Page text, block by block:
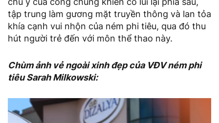
tập trung làm gương mặt truyền thông và lan tỏa
khía cạnh vui nhộn của ném phi tiêu, qua đó thu
hút người trẻ đến với môn thể thao này.
Chùm ảnh vẻ ngoài xinh đẹp của VĐV ném phi
tiêu Sarah Milkowski: